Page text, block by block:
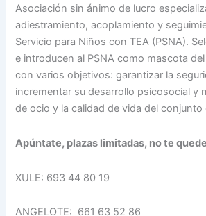
Asociación sin ánimo de lucro
adiestramiento, acoplamiento y
Servicio para Niños con TEA (PSNA).
e introducen al PSNA como mascota
con varios objetivos: garantizar la
incrementar su desarrollo psicosocial y
de ocio y la calidad de vida del conjunto
Apúntate, plazas limitadas, no te
XULE: 693 44 80 19
ANGELOTE: 661 63 52 86